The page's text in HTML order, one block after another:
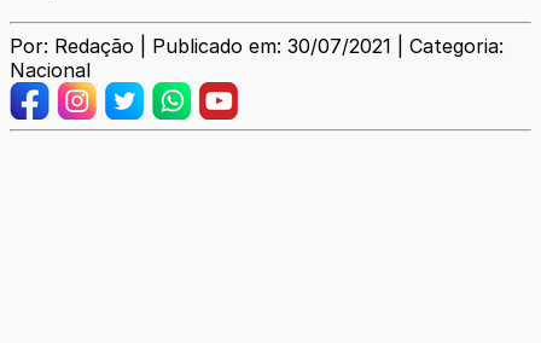
Por: Redação | Publicado em: 30/07/2021 | Categoria:
Nacional